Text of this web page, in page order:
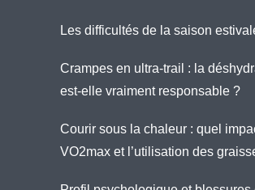
Les difficultés de la saison
Crampes en ultra-trail : la
est-elle vraiment responsable ?
Courir sous la chaleur : quel
VO2max et l’utilisation des